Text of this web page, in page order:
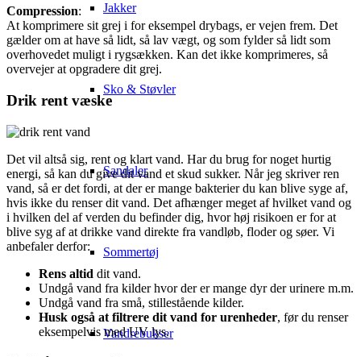
Jakker
Sko & Støvler
Sandaler
Sommertøj
Vandrebukser
Compression:
At komprimere sit grej i for eksempel drybags, er vejen frem. Det
gælder om at have så lidt, så lav vægt, og som fylder så lidt som
overhovedet muligt i rygsækken. Kan det ikke komprimeres, så
overvejer at opgradere dit grej.
Drik rent væske
Det vil altså sig, rent og klart vand. Har du brug for noget hurtig
energi, så kan du give dit vand et skud sukker. Når jeg skriver ren
vand, så er det fordi, at der er mange bakterier du kan blive syge af,
hvis ikke du renser dit vand. Det afhænger meget af hvilket vand og
i hvilken del af verden du befinder dig, hvor høj risikoen er for at
blive syg af at drikke vand direkte fra vandløb, floder og søer. Vi
anbefaler derfor:
Rens altid dit vand.
Undgå vand fra kilder hvor der er mange dyr der urinere m.m.
Undgå vand fra små, stillestående kilder.
Husk også at filtrere dit vand for urenheder, før du renser
eksempelvis med UV lys.